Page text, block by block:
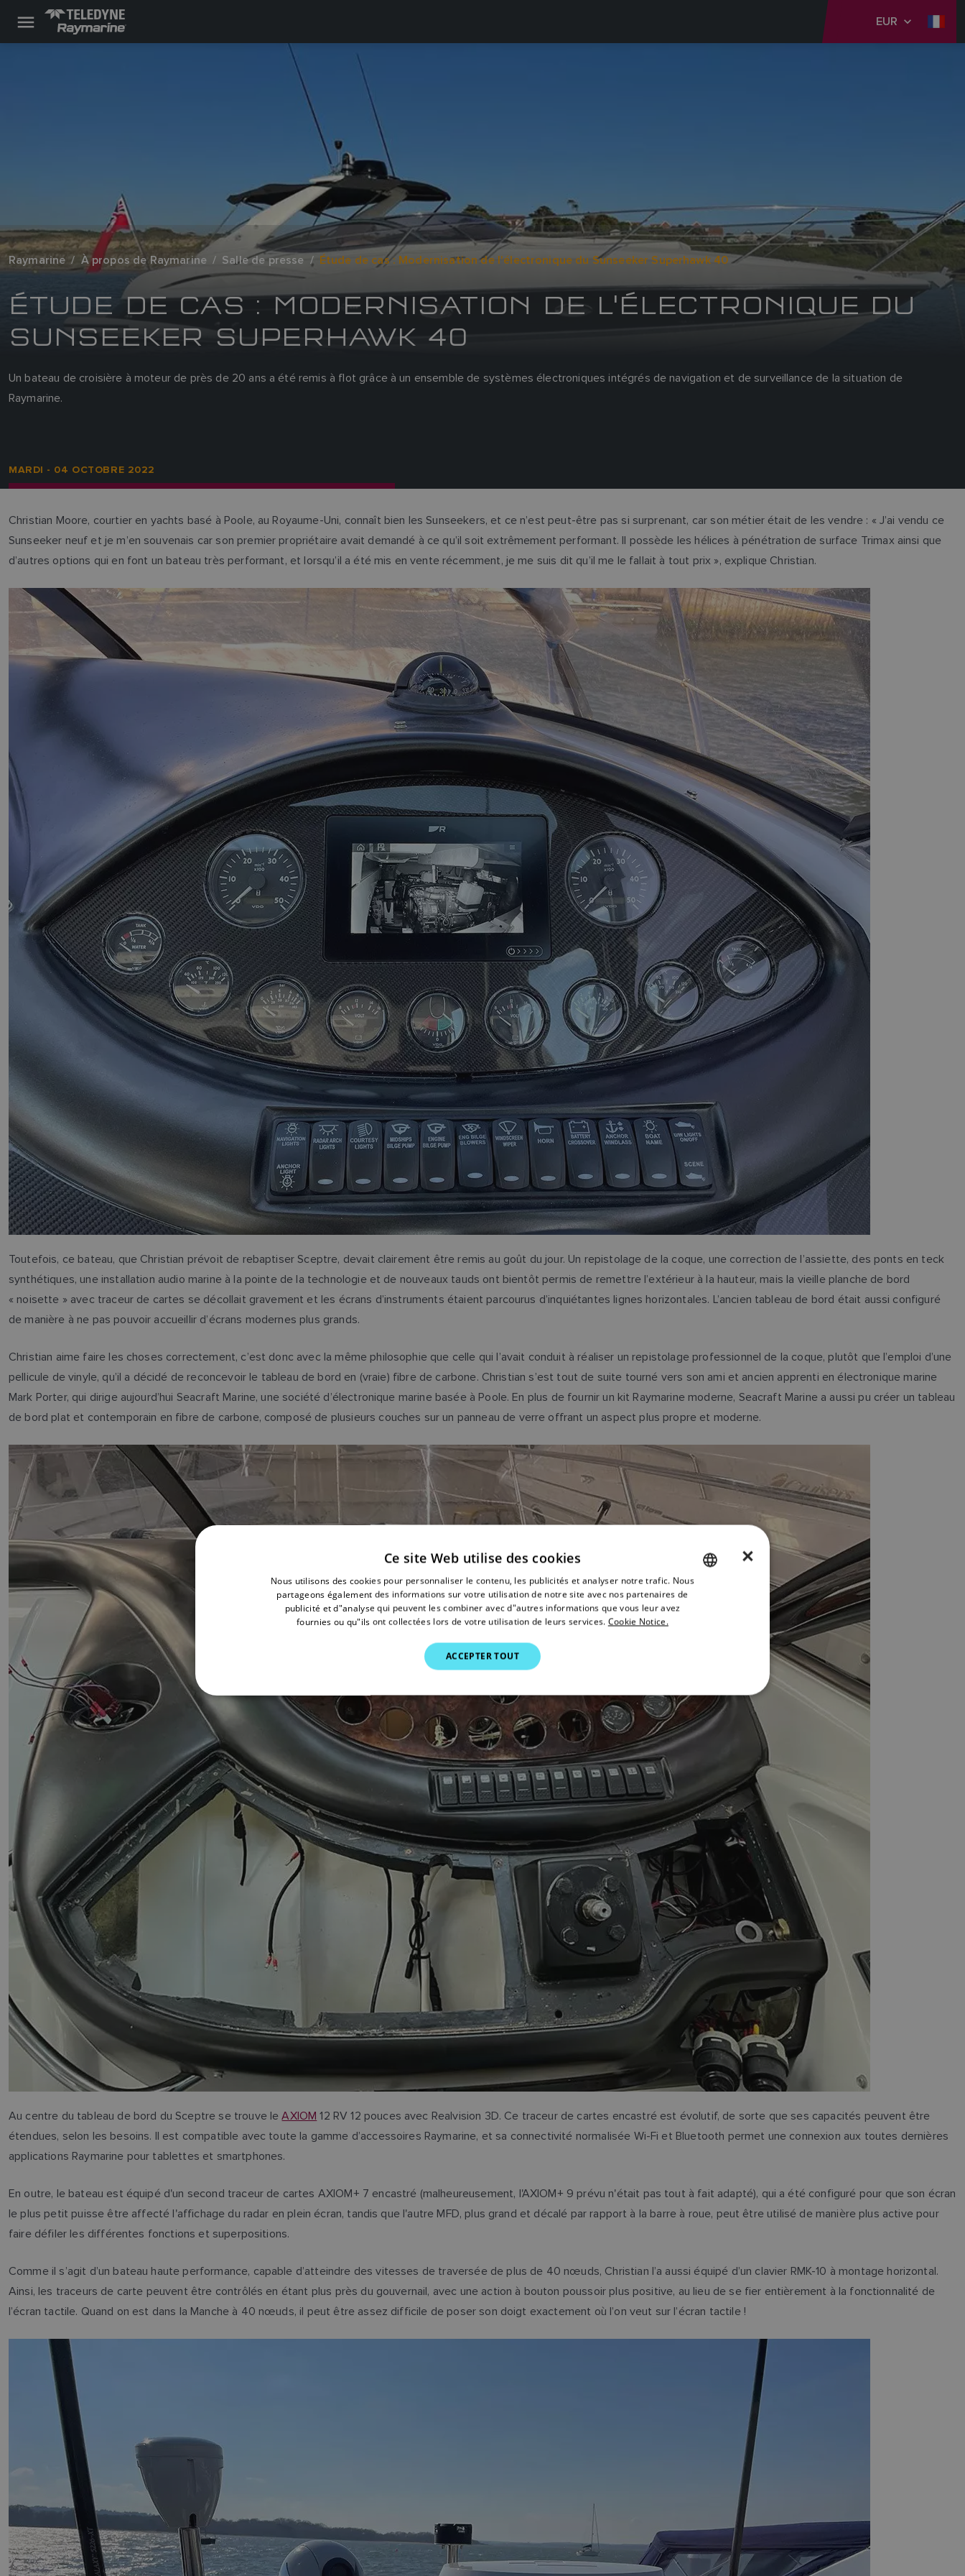
EUR
Raymarine À propos de Raymarine Salle de presse Étude de cas : Modernisation de l'électronique du Sunseeker Superhawk 40
ÉTUDE DE CAS : MODERNISATION DE L'ÉLECTRONIQUE DU
SUNSEEKER SUPERHAWK 40
Un bateau de croisière à moteur de près de 20 ans a été remis à flot grâce à un ensemble de systèmes électroniques intégrés de navigation et de surveillance de la situation de
Raymarine.
MARDI - 04 OCTOBRE 2022
Christian Moore, courtier en yachts basé à Poole, au Royaume-Uni, connaît bien les Sunseekers, et ce n’est peut-être pas si surprenant, car son métier était de les vendre : « J’ai vendu ce
Sunseeker neuf et je m’en souvenais car son premier propriétaire avait demandé à ce qu’il soit extrêmement performant. Il possède les hélices à pénétration de surface Trimax ainsi que
d’autres options qui en font un bateau très performant, et lorsqu’il a été mis en vente récemment, je me suis dit qu’il me le fallait à tout prix », explique Christian.
Toutefois, ce bateau, que Christian prévoit de rebaptiser Sceptre, devait clairement être remis au goût du jour. Un repistolage de la coque, une correction de l’assiette, des ponts en teck
synthétiques, une installation audio marine à la pointe de la technologie et de nouveaux tauds ont bientôt permis de remettre l’extérieur à la hauteur, mais la vieille planche de bord
« noisette » avec traceur de cartes se décollait gravement et les écrans d’instruments étaient parcourus d’inquiétantes lignes horizontales. L’ancien tableau de bord était aussi configuré
de manière à ne pas pouvoir accueillir d’écrans modernes plus grands.
Christian aime faire les choses correctement, c’est donc avec la même philosophie que celle qui l’avait conduit à réaliser un repistolage professionnel de la coque, plutôt que l’emploi d’une
pellicule de vinyle, qu’il a décidé de reconcevoir le tableau de bord en (vraie) fibre de carbone. Christian s’est tout de suite tourné vers son ami et ancien apprenti en électronique marine
Mark Porter, qui dirige aujourd’hui Seacraft Marine, une société d’électronique marine basée à Poole. En plus de fournir un kit Raymarine moderne, Seacraft Marine a aussi pu créer un tableau
de bord plat et contemporain en fibre de carbone, composé de plusieurs couches sur un panneau de verre offrant un aspect plus propre et moderne.
Au centre du tableau de bord du Sceptre se trouve leAXIOM 12 RV 12 pouces avec Realvision 3D. Ce traceur de cartes encastré est évolutif, de sorte que ses capacités peuvent être
étendues, selon les besoins. Il est compatible avec toute la gamme d’accessoires Raymarine, et sa connectivité normalisée Wi-Fi et Bluetooth permet une connexion aux toutes dernières
applications Raymarine pour tablettes et smartphones.
En outre, le bateau est équipé d'un second traceur de cartes AXIOM+ 7 encastré (malheureusement, l'AXIOM+ 9 prévu n'était pas tout à fait adapté), qui a été configuré pour que son écran
le plus petit puisse être affecté l'affichage du radar en plein écran, tandis que l'autre MFD, plus grand et décalé par rapport à la barre à roue, peut être utilisé de manière plus active pour
faire défiler les différentes fonctions et superpositions.
Comme il s’agit d’un bateau haute performance, capable d’atteindre des vitesses de traversée de plus de 40 nœuds, Christian l’a aussi équipé d’un clavier RMK-10 à montage horizontal.
Ainsi, les traceurs de carte peuvent être contrôlés en étant plus près du gouvernail, avec une action à bouton poussoir plus positive, au lieu de se fier entièrement à la fonctionnalité de
l’écran tactile. Quand on est dans la Manche à 40 nœuds, il peut être assez difficile de poser son doigt exactement où l’on veut sur l’écran tactile !
GERMAN
DUTCH
NORWEGIAN
FINNISH
×
Ce site Web utilise des cookies
Nous utilisons des cookies pour personnaliser le contenu, les publicités et analyser notre trafic. Nous
partageons également des informations sur votre utilisation de notre site avec nos partenaires de
publicité et d"analyse qui peuvent les combiner avec d"autres informations que vous leur avez
fournies ou qu"ils ont collectées lors de votre utilisation de leurs services. Cookie Notice.
ACCEPTER TOUT